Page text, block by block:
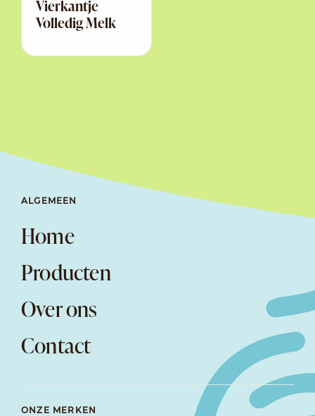
Vierkantje
Volledig Melk
ALGEMEEN
Home
Producten
Over ons
Contact
ONZE MERKEN